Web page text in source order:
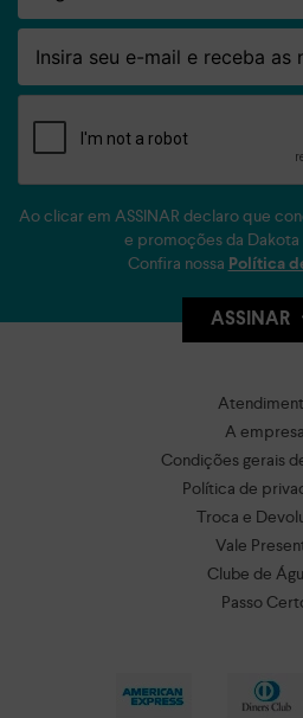
Email
Ao clicar em ASSINAR declaro que
e promoções da Dakota
Confira nossa Política
ASSINAR
A empresa
Condições gerais
Política de
Troca e
Vale
Clube de
Passo